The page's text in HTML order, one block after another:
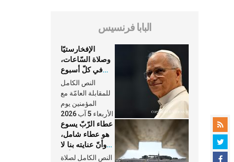
البابا فرنسيس
الإفخارستيّا
وصلاة السّاعات،
في كلّ أسبوع
وكلّ يوم، هما
النَّفَس في حياة
الكنيسة
النص الكامل
للمقابلة العامّة مع
المؤمنين يوم
الأربعاء 5 آب 2026
عطاء الرّبّ يسوع
هو عطاء شامل،
وأنّ عنايته بنا لا
تغيب عنّا أبدًا
النص الكامل لصلاة